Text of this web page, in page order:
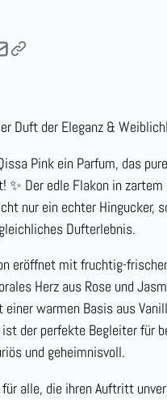
Duft der Eleganz &
Pink ein Parfum, das
✨ Der edle Flakon in
nur ein echter Hingucker,
Dufterlebnis.
eröffnet mit fruchtig-
Herz aus Rose und
warmen Basis aus
der perfekte Begleiter für
und geheimnisvoll.
alle, die ihren Auftritt